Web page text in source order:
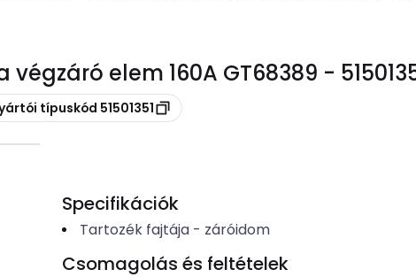
elem 160A GT68389 -
típuskód 51501351
Specifikációk
Tartozék fajtája- záróidom
Csomagolás és feltételek